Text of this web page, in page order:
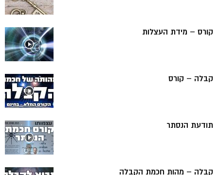
קורס – מידת העצלות
קבלה – קורס
תודעת הנסתר
קבלה – מהות חכמת הקבלה